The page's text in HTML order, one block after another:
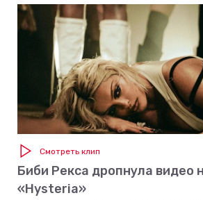
Смотреть клип
Биби Рекса дропнула видео
«Hysteria»